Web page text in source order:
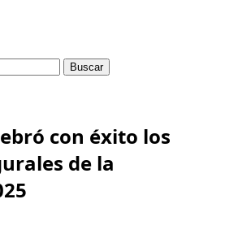
con éxito los
de la